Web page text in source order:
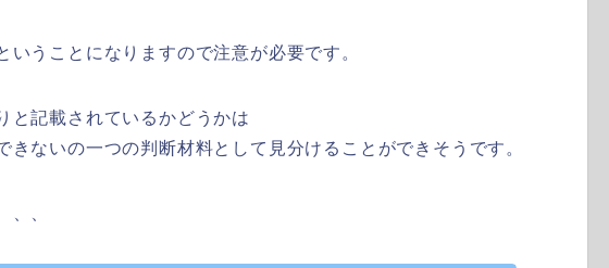
いうことになりますので注意が必要です。
と記載されているかどうかは
きないの一つの判断材料として見分けることができそうです。
、、